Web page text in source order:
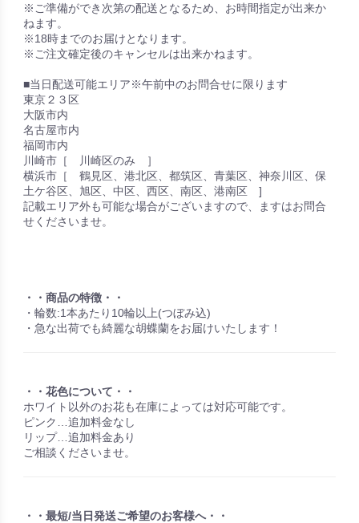
※ご準備ができ次第の配送となるため、お時間指定が出来か
ねます。
※18時までのお届けとなります。
※ご注文確定後のキャンセルは出来かねます。
■当日配送可能エリア※午前中のお問合せに限ります
東京２３区
大阪市内
名古屋市内
福岡市内
川崎市［ 川崎区のみ ］
横浜市［ 鶴見区、港北区、都筑区、青葉区、神奈川区、保
土ケ谷区、旭区、中区、西区、南区、港南区 ]
記載エリア外も可能な場合がございますので、ますはお問合
せくださいませ。
・・商品の特徴・・
・輪数:1本あたり10輪以上(つぼみ込)
・急な出荷でも綺麗な胡蝶蘭をお届けいたします！
・・花色について・・
ホワイト以外のお花も在庫によっては対応可能です。
ピンク…追加料金なし
リップ…追加料金あり
ご相談くださいませ。
・・最短/当日発送ご希望のお客様へ・・